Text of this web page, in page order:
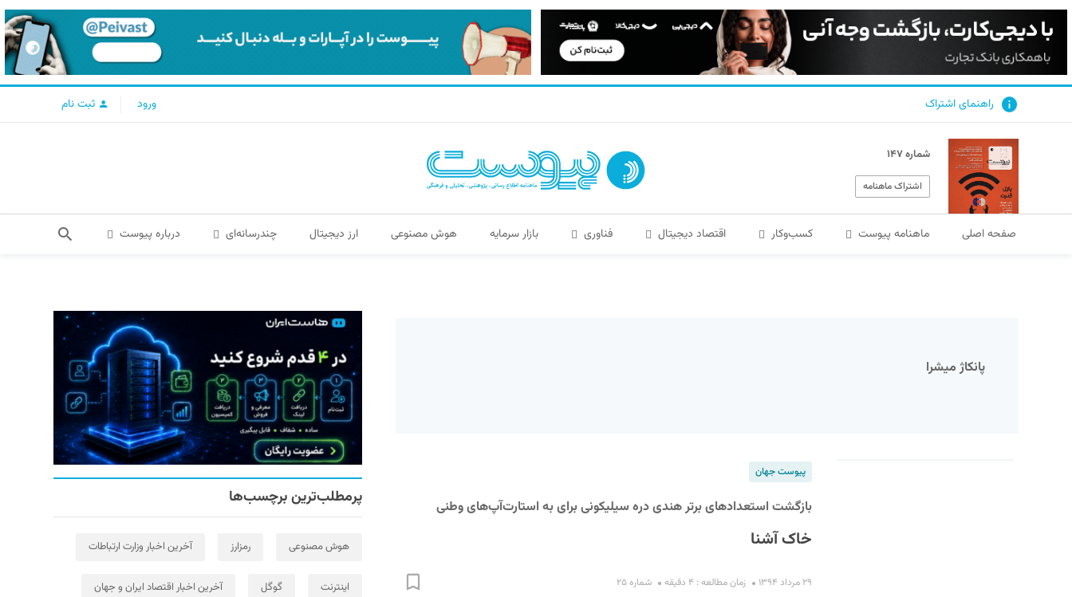
راهنمای اشتراک ورود ثبت نام
شماره ۱۴۷
اشتراک ماهنامه
صفحه اصلی ماهنامه پیوست کسب‌و‌کار اقتصاد دیجیتال فناوری بازار سرمایه هوش مصنوعی ارز دیجیتال چندرسانه‌ای درباره پیوست
پانکاژ میشرا
پیوست جهان
بازگشت استعدادهای برتر هندی دره سیلیکونی برای به استارت‌آپ‌های وطنی
خاک آشنا
۲۹ مرداد ۱۳۹۴ زمان مطالعه : ۴ دقیقه شماره ۲۵
پرمطلب‌ترین برچسب‌ها
هوش مصنوعی رمزارز آخرین اخبار وزارت ارتباطات
اینترنت گوگل آخرین اخبار اقتصاد ایران و جهان